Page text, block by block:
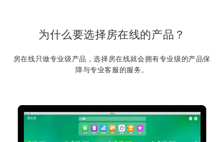
为什么要选择房在线的产品？
房在线只做专业级产品，选择房在线就会拥有专业级的产品保
障与专业客服的服务。